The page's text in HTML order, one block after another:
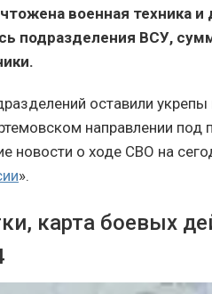
военная техника и
подразделения ВСУ,
оставили укрепы
направлении
новости о ходе СВО на
».
карта боевых